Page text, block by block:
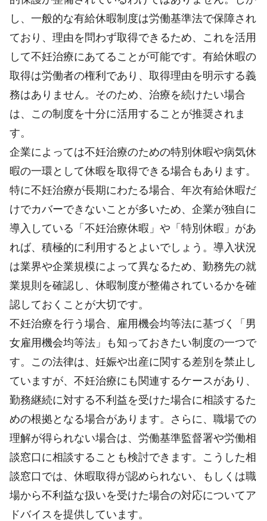
し、一般的な有給休暇制度は労働基準法で保障され
ており、理由を問わず取得できるため、これを活用
して不妊治療にあてることが可能です。有給休暇の
取得は労働者の権利であり、取得理由を明示する義
務はありません。そのため、治療を続けたい場合
は、この制度を十分に活用することが推奨されま
す。
企業によっては不妊治療のための特別休暇や病気休
暇の一環として休暇を取得できる場合もあります。
特に不妊治療が長期にわたる場合、年次有給休暇だ
けでカバーできないことが多いため、企業が独自に
導入している「不妊治療休暇」や「特別休暇」があ
れば、積極的に利用するとよいでしょう。導入状況
は業界や企業規模によって異なるため、勤務先の就
業規則を確認し、休暇制度が整備されているかを確
認しておくことが大切です。
不妊治療を行う場合、雇用機会均等法に基づく「男
女雇用機会均等法」も知っておきたい制度の一つで
す。この法律は、妊娠や出産に関する差別を禁止し
ていますが、不妊治療にも関連するケースがあり、
勤務継続に対する不利益を受けた場合に相談するた
めの根拠となる場合があります。さらに、職場での
理解が得られない場合は、労働基準監督署や労働相
談窓口に相談することも検討できます。こうした相
談窓口では、休暇取得が認められない、もしくは職
場から不利益な扱いを受けた場合の対応についてア
ドバイスを提供しています。